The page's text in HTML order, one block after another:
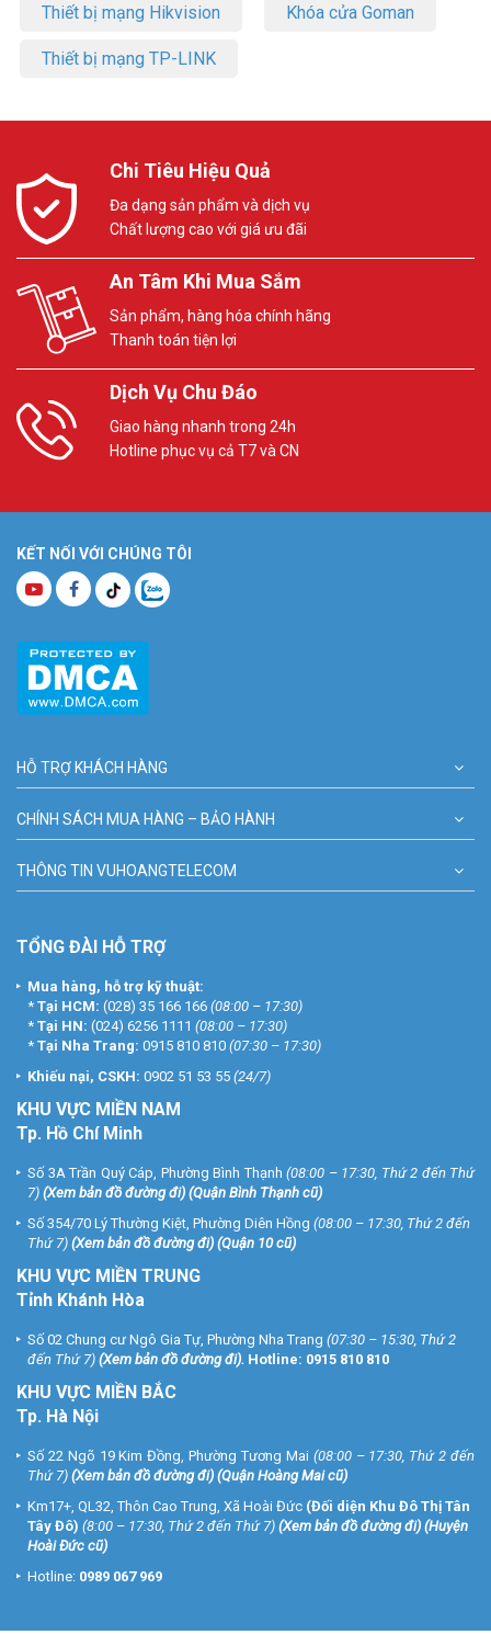
Thiết bị mạng Hikvision Khóa cửa Goman
Thiết bị mạng TP-LINK
Chi Tiêu Hiệu Quả
Đa dạng sản phẩm và dịch vụ
Chất lượng cao với giá ưu đãi
An Tâm Khi Mua Sắm
Sản phẩm, hàng hóa chính hãng
Thanh toán tiện lợi
Dịch Vụ Chu Đáo
Giao hàng nhanh trong 24h
Hotline phục vụ cả T7 và CN
KẾT NỐI VỚI CHÚNG TÔI
HỖ TRỢ KHÁCH HÀNG
CHÍNH SÁCH MUA HÀNG – BẢO HÀNH
THÔNG TIN VUHOANGTELECOM
TỔNG ĐÀI HỖ TRỢ
Mua hàng, hỗ trợ kỹ thuật:
* Tại HCM: (028) 35 166 166 (08:00 – 17:30)
* Tại HN: (024) 6256 1111 (08:00 – 17:30)
* Tại Nha Trang: 0915 810 810 (07:30 – 17:30)
Khiếu nại, CSKH: 0902 51 53 55 (24/7)
KHU VỰC MIỀN NAM
Tp. Hồ Chí Minh
Số 3A Trần Quý Cáp, Phường Bình Thạnh (08:00 – 17:30, Thứ 2 đến Thứ
7) (Xem bản đồ đường đi) (Quận Bình Thạnh cũ)
Số 354/70 Lý Thường Kiệt, Phường Diên Hồng (08:00 – 17:30, Thứ 2 đến
Thứ 7) (Xem bản đồ đường đi) (Quận 10 cũ)
KHU VỰC MIỀN TRUNG
Tỉnh Khánh Hòa
Số 02 Chung cư Ngô Gia Tự, Phường Nha Trang (07:30 – 15:30, Thứ 2
đến Thứ 7) (Xem bản đồ đường đi). Hotline: 0915 810 810
KHU VỰC MIỀN BẮC
Tp. Hà Nội
Số 22 Ngõ 19 Kim Đồng, Phường Tương Mai (08:00 – 17:30, Thứ 2 đến
Thứ 7) (Xem bản đồ đường đi) (Quận Hoàng Mai cũ)
Km17+, QL32, Thôn Cao Trung, Xã Hoài Đức (Đối diện Khu Đô Thị Tân
Tây Đô) (8:00 – 17:30, Thứ 2 đến Thứ 7) (Xem bản đồ đường đi) (Huyện
Hoài Đức cũ)
Hotline: 0989 067 969